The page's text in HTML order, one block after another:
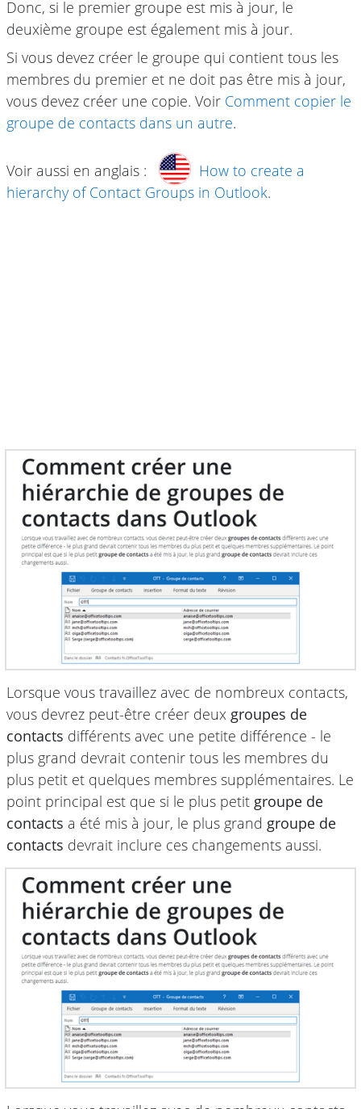
Donc, si le premier groupe est mis à jour, le
deuxième groupe est également mis à jour.
Si vous devez créer le groupe qui contient tous les
membres du premier et ne doit pas être mis à jour,
vous devez créer une copie. Voir Comment copier le
groupe de contacts dans un autre.
Voir aussi en anglais :
How to create a
hierarchy of Contact Groups in Outlook.
Lorsque vous travaillez avec de nombreux contacts,
vous devrez peut-être créer deux groupes de
contacts différents avec une petite différence - le
plus grand devrait contenir tous les membres du
plus petit et quelques membres supplémentaires. Le
point principal est que si le plus petit groupe de
contacts a été mis à jour, le plus grand groupe de
contacts devrait inclure ces changements aussi.